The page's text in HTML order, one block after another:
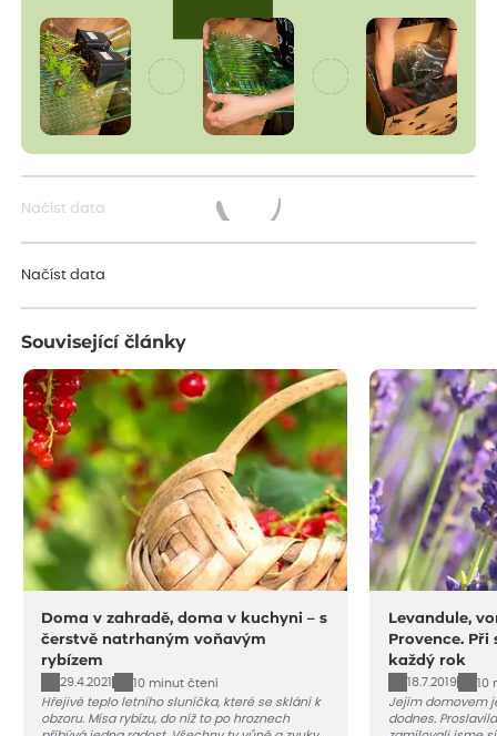
Načíst data
Načíst data
Související články
Doma v zahradě, doma v kuchyni – s
čerstvě natrhaným voňavým
rybízem
29.4.2021
10 minut čtení
Hřejivé teplo letního sluníčka, které se sklání k
obzoru. Mísa rybízu, do níž to po hroznech
Levandule,
Provence.
každý rok
18.7.2019
10
Jejím domovem
dodnes.